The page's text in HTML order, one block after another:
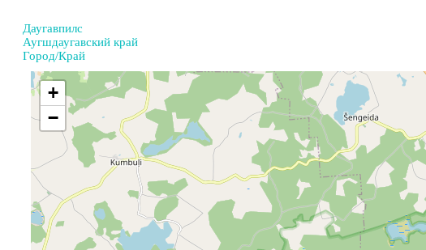
Даугавпилс
Аугшдаугавский край
Город/Край
+
−